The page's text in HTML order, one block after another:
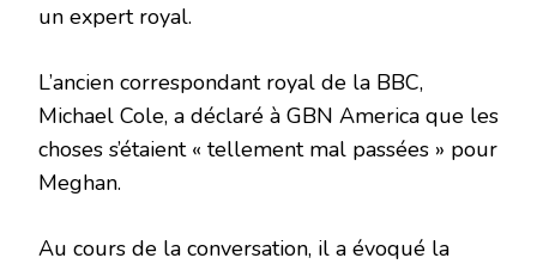
un expert royal.
L’ancien correspondant royal de la BBC,
Michael Cole, a déclaré à GBN America que les
choses s’étaient « tellement mal passées » pour
Meghan.
Au cours de la conversation, il a évoqué la